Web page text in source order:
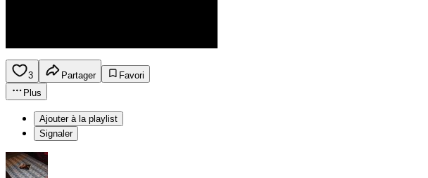
3 Partager
Favori
Plus
Ajouter à la playlist
Signaler